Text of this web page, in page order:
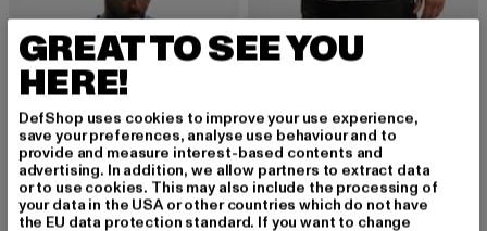
GREAT TO SEE YOU
HERE!
DefShop uses cookies to improve your use experience,
save your preferences, analyse use behaviour and to
provide and measure interest-based contents and
advertising. In addition, we allow partners to extract data
or to use cookies. This may also include the processing of
your data in the USA or other countries which do not have
the EU data protection standard. If you want to change